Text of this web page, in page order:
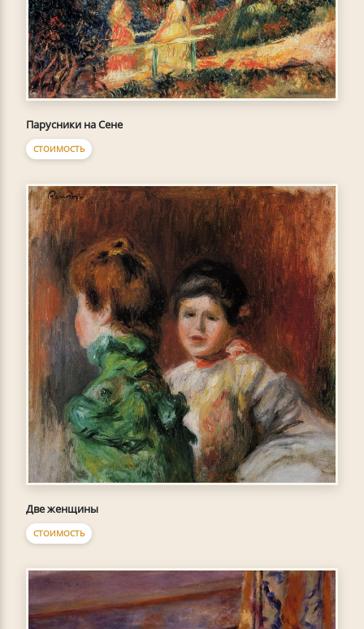
Парусники на Сене
СТОИМОСТЬ
Две женщины
СТОИМОСТЬ